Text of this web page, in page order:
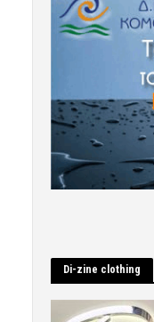
Di-zine clothing